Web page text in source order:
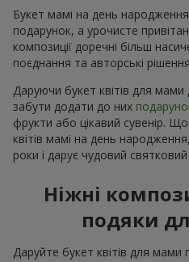
Букет мамі на день
подарунок, а урочисте
композиції доречні більш
поєднання та авторські
Даруючи букет квітів для
забути додати до них
фрукти або цікавий сувенір.
квітів мамі на день
роки і дарує чудовий святковий
Ніжні
подяки
Даруйте букет квітів для